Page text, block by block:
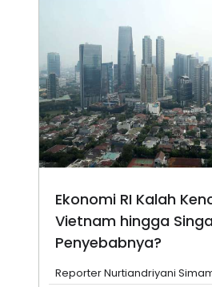
Ekonomi RI Kalah
Vietnam hingga
Penyebabnya?
Reporter Nurtiandriyani